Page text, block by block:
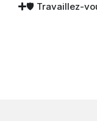
🛡 Travaillez-